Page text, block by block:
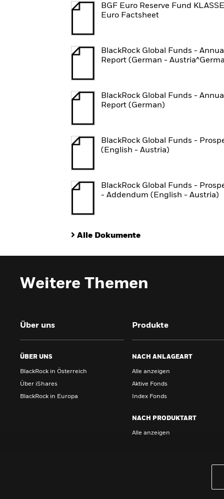
BGF Euro Reserve Fund
Euro Factsheet
BlackRock Global Funds -
Report (German -
BlackRock Global Funds -
Report (German)
BlackRock Global Funds -
(English - Austria)
BlackRock Global Funds -
- Addendum (English - Austria)
Alle Dokumente
Weitere Themen
Über uns
ÜBER UNS
BlackRock in Österreich
Über iShares
BlackRock in Europa
Produkte
NACH ANLAGEART
Alle anzeigen
Aktive Fonds
Index Fonds
NACH PRODUKTART
Alle anzeigen